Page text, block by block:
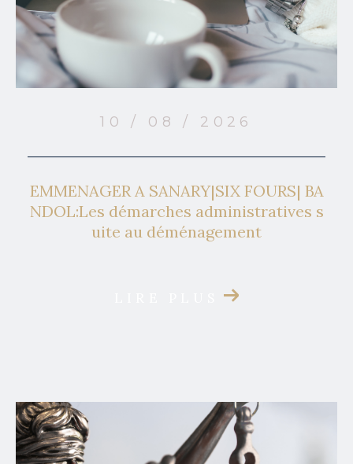
10 / 08 / 2026
EMMENAGER A SANARY|SIX FOURS| BA
NDOL:Les démarches administratives s
uite au déménagement